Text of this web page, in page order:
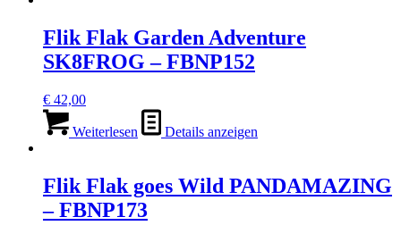
Flik Flak Garden Adventure
SK8FROG – FBNP152
€ 42,00
Weiterlesen Details anzeigen
Flik Flak goes Wild PANDAMAZING
– FBNP173